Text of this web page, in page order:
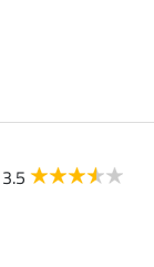
3.5